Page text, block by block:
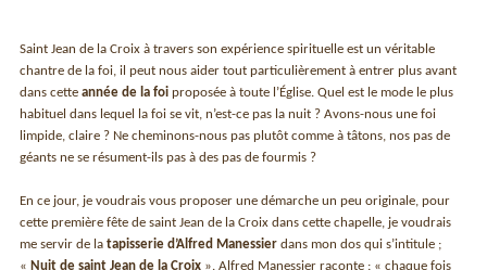
Saint Jean de la Croix à travers son expérience spirituelle est un véritable
chantre de la foi, il peut nous aider tout particulièrement à entrer plus avant
dans cetteannée de la foi proposée à toute l’Église. Quel est le mode le plus
habituel dans lequel la foi se vit, n’est-ce pas la nuit ? Avons-nous une foi
limpide, claire ? Ne cheminons-nous pas plutôt comme à tâtons, nos pas de
géants ne se résument-ils pas à des pas de fourmis ?
En ce jour, je voudrais vous proposer une démarche un peu originale, pour
cette première fête de saint Jean de la Croix dans cette chapelle, je voudrais
me servir de latapisserie d’Alfred Manessierdans mon dos qui s’intitule ;
« Nuit de saint Jean de la Croix ». Alfred Manessier raconte : « chaque fois